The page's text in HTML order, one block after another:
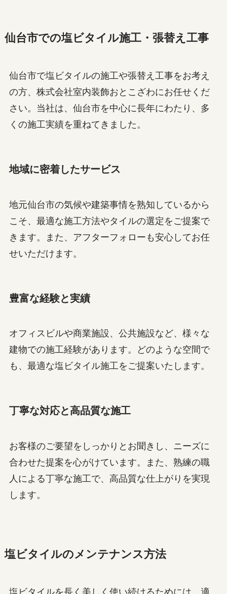
仙台市での塩ビタイル施工・張替え工事
仙台市で塩ビタイルの施工や張替え工事をお考え
の方、株式会社室内装飾おとこざわにお任せくだ
さい。当社は、仙台市を中心に長年にわたり、多
くの施工実績を重ねてきました。
地域に密着したサービス
地元仙台市の気候や建築事情を熟知しているから
こそ、最適な施工方法やタイルの選定をご提案で
きます。また、アフターフォローも安心してお任
せいただけます。
豊富な経験と実績
オフィスビルや商業施設、公共施設など、様々な
建物での施工経験があります。どのような空間で
も、最適な塩ビタイル施工をご提案いたします。
丁寧な対応と高品質な施工
お客様のご要望をしっかりとお聞きし、ニーズに
合わせた提案を心がけています。また、熟練の職
人による丁寧な施工で、高品質な仕上がりを実現
します。
塩ビタイルのメンテナンス方法
塩ビタイルを長く美しく使い続けるためには、適